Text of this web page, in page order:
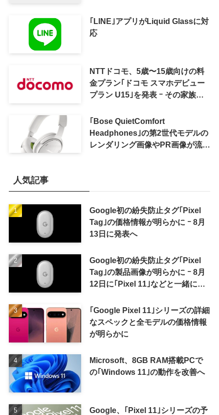
｢LINE｣アプリがLiquid Glassに対
応
NTTドコモ、5歳〜15歳向けの料
金プラン｢ドコモ スマホデビュー
プラン U15｣を発表 ｰ その家族が
｢Bose QuietComfort
Headphones｣の第2世代モデルの
レンダリング画像やPR画像が流出
人気記事
Google初の紛失防止タグ｢Pixel
Tag｣の価格情報が明らかに ｰ 8月
13日に発表へ
Google初の紛失防止タグ｢Pixel
Tag｣の製品画像が明らかに ｰ 8月
12日に｢Pixel 11｣などと一緒に発
｢Google Pixel 11｣シリーズの詳細
なスペックと全モデルの価格情報
が明らかに
Microsoft、8GB RAM搭載PCで
の｢Windows 11｣の動作を改善へ
Google、｢Pixel 11｣シリーズの予